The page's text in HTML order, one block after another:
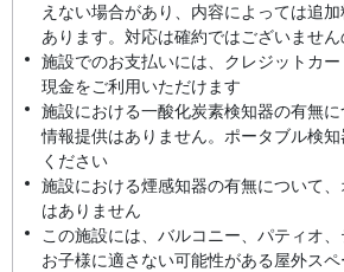
えない場合があり、内容によっては追
あります。対応は確約ではございませ
施設でのお支払いには、クレジットカー
現金をご利用いただけます
施設における一酸化炭素検知器の有無
情報提供はありません。ポータブル検
ください
施設における煙感知器の有無について
はありません
この施設には、バルコニー、パティオ
お子様に適さない可能性がある屋外ス